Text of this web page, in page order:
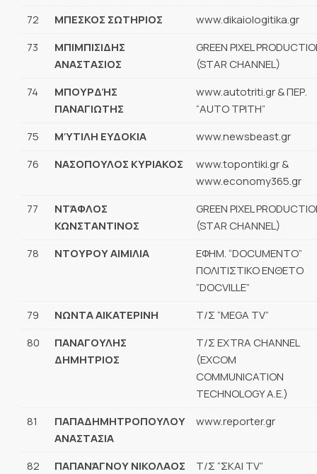
72
ΜΠΕΣΚΟΣ ΣΩΤΗΡΙΟΣ
www.dikaiologitika.gr
73
ΜΠΙΜΠΙΣΙΔΗΣ
ΑΝΑΣΤΑΣΙΟΣ
GREEN PIXEL
(STAR CHANNEL)
74
ΜΠΟΥΡΔΉΣ
ΠΑΝΑΓΙΩΤΗΣ
www.autotriti.gr & ΠΕΡ.
“AUTO ΤΡΙΤΗ”
75
ΜΎΤΙΛΗ ΕΥΔΟΚΙΑ
www.newsbeast.gr
76
ΝΑΣΟΠΟΥΛΟΣ ΚΥΡΙΑΚΟΣ
www.topontiki.gr &
www.economy365.gr
77
ΝΤΆΦΛΟΣ
ΚΩΝΣΤΑΝΤΙΝΟΣ
GREEN PIXEL
(STAR CHANNEL)
78
ΝΤΟΥΡΟΥ ΑΙΜΙΛΙΑ
ΕΦΗΜ. “DOCUMENTO”
ΠΟΛΙΤΙΣΤΙΚΟ ΕΝΘΕΤΟ
“DOCVILLE”
79
ΝΩΝΤΑ ΑΙΚΑΤΕΡΙΝΗ
Τ/Σ “MEGA TV”
80
ΠΑΝΑΓΟΥΛΗΣ
ΔΗΜΗΤΡΙΟΣ
Τ/Σ EXTRA CHANNEL
(EXCOM
COMMUNICATION
TECHNOLOGY A.E.)
81
ΠΑΠΑΔΗΜΗΤΡΟΠΟΥΛΟΥ
ΑΝΑΣΤΑΣΙΑ
www.reporter.gr
82 ΠΑΠΑΝΆΓΝΟΥ ΝΙΚΟΛΑΟΣ
Τ/Σ “ΣΚΑΙ TV”